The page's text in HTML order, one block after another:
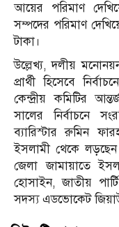
আয়ের পরিমাণ
সম্পদের পরিমাণ
টাকা।
উল্লেখ্য, দলীয় মনোনয়ন
প্রার্থী হিসেবে
কেন্দ্রীয় কমিটির
সালের নির্বাচনে
ব্যারিস্টার রুমিন
ইসলামী থেকে
জেলা জামায়াতে
হোসাইন, জাতীয়
সদস্য এডভোকেট